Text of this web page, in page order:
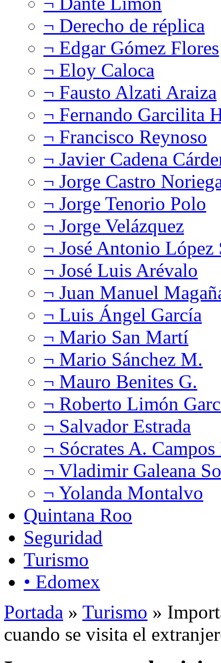
¬ Derecho de réplica
¬ Edgar Gómez Flores
¬ Eloy Caloca
¬ Fausto Alzati Araiza
¬ Fernando Garcilita
¬ Francisco Reynoso
¬ Javier Cadena
¬ Jorge Castro
¬ Jorge Tenorio Polo
¬ Jorge Velázquez
¬ José Antonio López
¬ José Luis Arévalo
¬ Juan Manuel
¬ Luis Ángel García
¬ Mario San Martí
¬ Mario Sánchez M.
¬ Mauro Benites G.
¬ Roberto Limón
¬ Salvador Estrada
¬ Sócrates A.
¬ Vladimir Galeana
¬ Yolanda Montalvo
Quintana Roo
Seguridad
Turismo
• Edomex
Portada » Turismo »
cuando se visita el